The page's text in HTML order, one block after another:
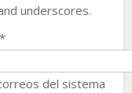
underscores.
*
del sistema